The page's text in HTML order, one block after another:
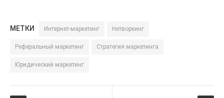
Позиционировани
еПродажи и
переговоры
МЕТКИ Интернет-маркетинг Нетворкинг
Реферальный маркетинг Стратегия маркетинга
Юридический маркетинг